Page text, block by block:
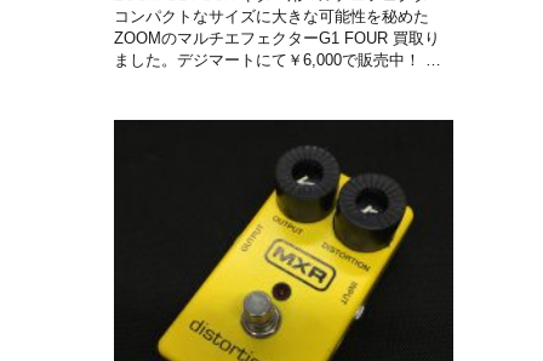
コンパクトなサイズに大きな可能性を秘めた
ZOOMのマルチエフェクターG1 FOUR 買取り
ました。デジマートにて￥6,000で販売中！ …